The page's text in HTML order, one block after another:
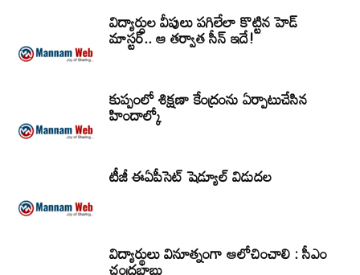
విద్యార్ధుల వీపులు పగిలేలా కొట్టిన హెడ్
మాస్టర్.. ఆ తర్వాత సీన్‌ ఇదే!
కుప్పంలో శిక్షణా కేంద్రంను ఏర్పాటుచేసిన
హిందాల్కో
టీజీ ఈఏపీసెట్‌ షెడ్యూల్‌ విడుదల
విద్యార్థులు వినూత్నంగా ఆలోచించాలి : సీఎం